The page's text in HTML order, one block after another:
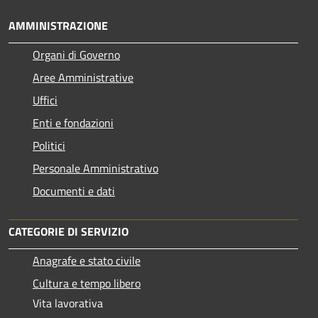
AMMINISTRAZIONE
Organi di Governo
Aree Amministrative
Uffici
Enti e fondazioni
Politici
Personale Amministrativo
Documenti e dati
CATEGORIE DI SERVIZIO
Anagrafe e stato civile
Cultura e tempo libero
Vita lavorativa